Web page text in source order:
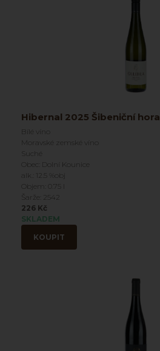
Hibernal 2025 Šibeniční hora
Bílé víno
Moravské zemské víno
Suché
Obec: Dolní Kounice
alk.: 12.5 %obj
Objem: 0.75 l
Šarže: 2542
226 Kč
SKLADEM
KOUPIT